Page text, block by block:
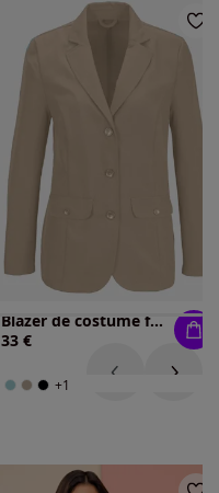
Blazer de costume femme col à revers coupe classique
33 €
+1